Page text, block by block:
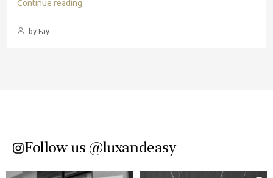
Continue reading
by Fay
Follow us @luxandeasy​